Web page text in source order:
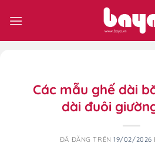
đến
Các mẫu ghế dài
dài đuôi
ĐÃ ĐĂNG TRÊN19/02/2026